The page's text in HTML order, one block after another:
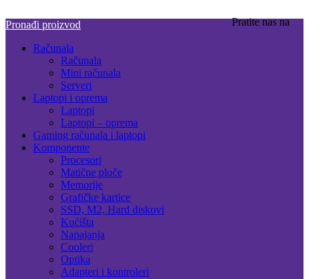
Pratite nas na
Pronađi proizvod
Računala
Računala
Mini računala
Serveri
Laptopi i oprema
Laptopi
Laptopi – oprema
Gaming računala i laptopi
Komponente
Procesori
Matične ploče
Memorije
Grafičke kartice
SSD, M2, Hard diskovi
Kućišta
Napajanja
Cooleri
Optika
Adapteri i kontroleri